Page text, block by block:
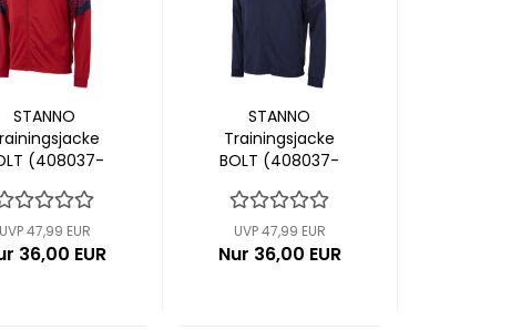
STANNO
(408037-
UVP 47,99 EUR
36,00 EUR
STANNO
Trainingsjacke
BOLT (408037-
UVP 47,99 EUR
Nur 36,00 EUR